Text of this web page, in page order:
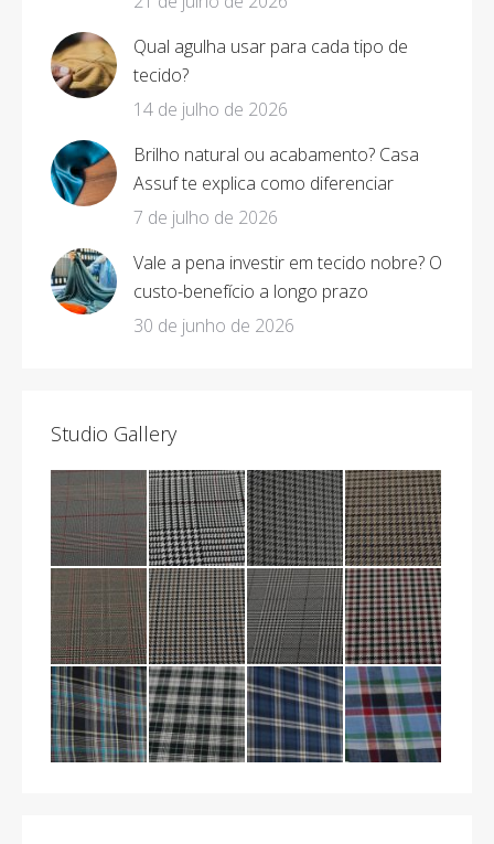
Qual agulha usar para cada tipo de
tecido?
14 de julho de 2026
Brilho natural ou acabamento? Casa
Assuf te explica como diferenciar
7 de julho de 2026
Vale a pena investir em tecido nobre? O
custo-benefício a longo prazo
30 de junho de 2026
Studio Gallery